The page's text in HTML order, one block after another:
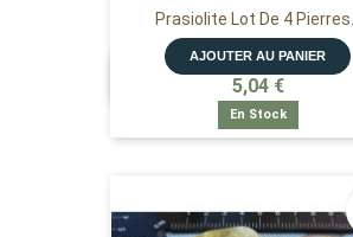
Prasiolite Lot De 4 Pierres...
AJOUTER AU PANIER
5,04 €
En Stock
APERÇU RAPIDE